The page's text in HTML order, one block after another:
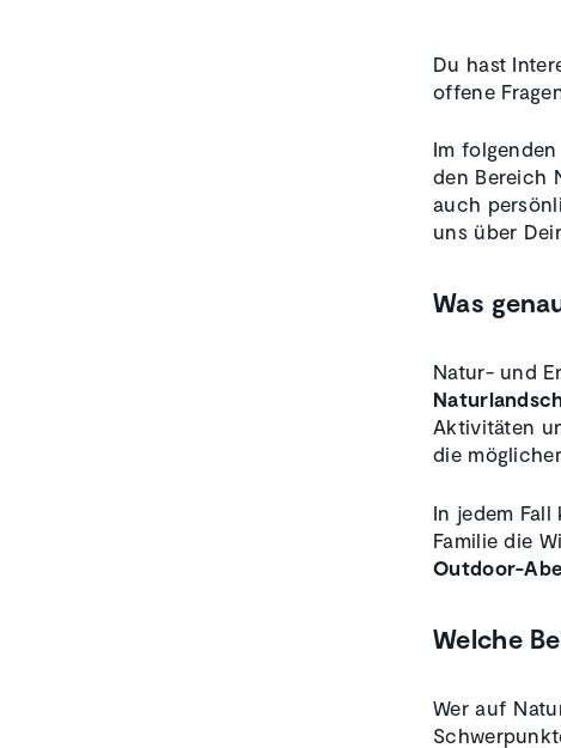
Du hast
offene
Im
den Bereich
auch
uns über
Was
Natur- und
Aktivitäten
die
In jedem
Familie die
Outdoor-
Welche
Wer auf